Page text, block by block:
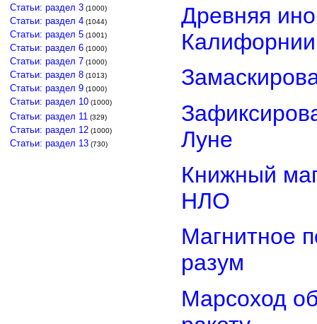
Статьи: раздел 3 (1000)
Статьи: раздел 4 (1044)
Статьи: раздел 5 (1001)
Статьи: раздел 6 (1000)
Статьи: раздел 7 (1000)
Статьи: раздел 8 (1013)
Статьи: раздел 9 (1000)
Статьи: раздел 10 (1000)
Статьи: раздел 11 (329)
Статьи: раздел 12 (1000)
Статьи: раздел 13 (730)
Древняя
Калифорнии
Луне
Книжный
НЛО
Магнитное
разум
Марсоход